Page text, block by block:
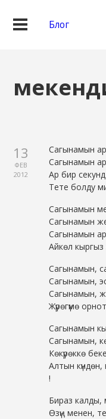
Блог
13
ФЕВ
2012
Сагынамын ар
Сагынамын ар
Ар бир
Тете болду
Сагынамын
Сагынамын
Сагынамын
Айкөл кыргыз
Сагынамын,
Сагынамын,
Сагынамын,
Жүрөгүмө
Сагынамын
Сагынамын,
Көкүрөккө
Алтын күндөн,
!
Бираз
Өзүң менен,